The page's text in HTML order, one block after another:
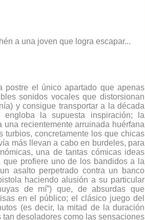
a una joven que logra escapar...
postre el único apartado que apenas
sonidos vocales que distorsionan
y consigue transportar a la década
la supuesta inspiración; la
recientemente arruinada huérfana
turbios, concretamente los que chicas
más llevan a cabo en burdeles, para
una de tantas cómicas ideas
profiere uno de los bandidos a la
asalto perpetrado contra un banco
haciendo alusión a su particular
de mí”) que, de absurdas que
en el público; el clásico juego del
(es decir, la mitad de la duración
desoladores como las sensaciones